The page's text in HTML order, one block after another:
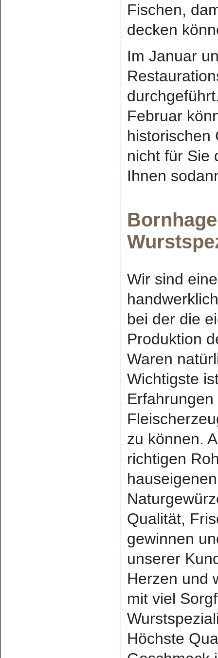
Fischen,
decken
Im Januar
Februar
historischen
nicht für Sie
Ihnen
Wir sind
bei der die
Produktion
Waren
Wichtigste
zu können.
richtigen
Qualität,
gewinnen
unserer
Herzen und
mit viel
Höchste